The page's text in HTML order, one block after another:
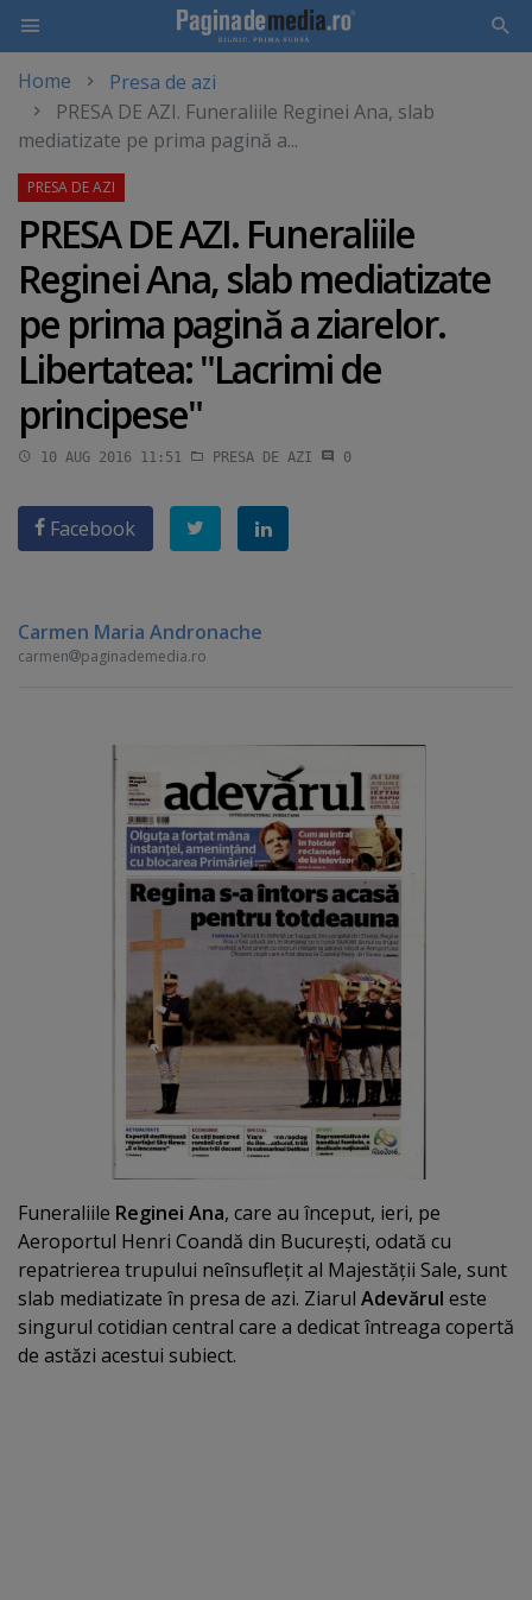
main
content
Home
Presa de azi
PRESA DE AZI. Funeraliile Reginei Ana, slab
mediatizate pe prima pagină a...
PRESA DE AZI. Funeraliile
Reginei Ana, slab mediatizate
pe prima pagină a ziarelor.
Libertatea: "Lacrimi de
principese"
10 AUG 2016 11:51 PRESA DE AZI 0
Facebook
Carmen Maria Andronache
carmen paginademedia.ro
Funeraliile Reginei Ana, care au început, ieri, pe
Aeroportul Henri Coandă din Bucureşti, odată cu
repatrierea trupului neînsufleţit al Majestăţii Sale, sunt
slab mediatizate în presa de azi. Ziarul Adevărul este
singurul cotidian central care a dedicat întreaga copertă
de astăzi acestui subiect.